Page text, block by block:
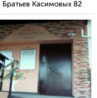
Касимовых 82